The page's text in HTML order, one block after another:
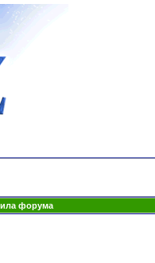
форума